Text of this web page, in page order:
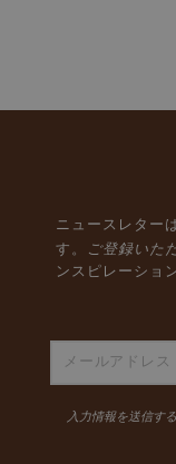
ニュースレター
す。
ご登録いた
ンスピレーショ
入力情報を送信する